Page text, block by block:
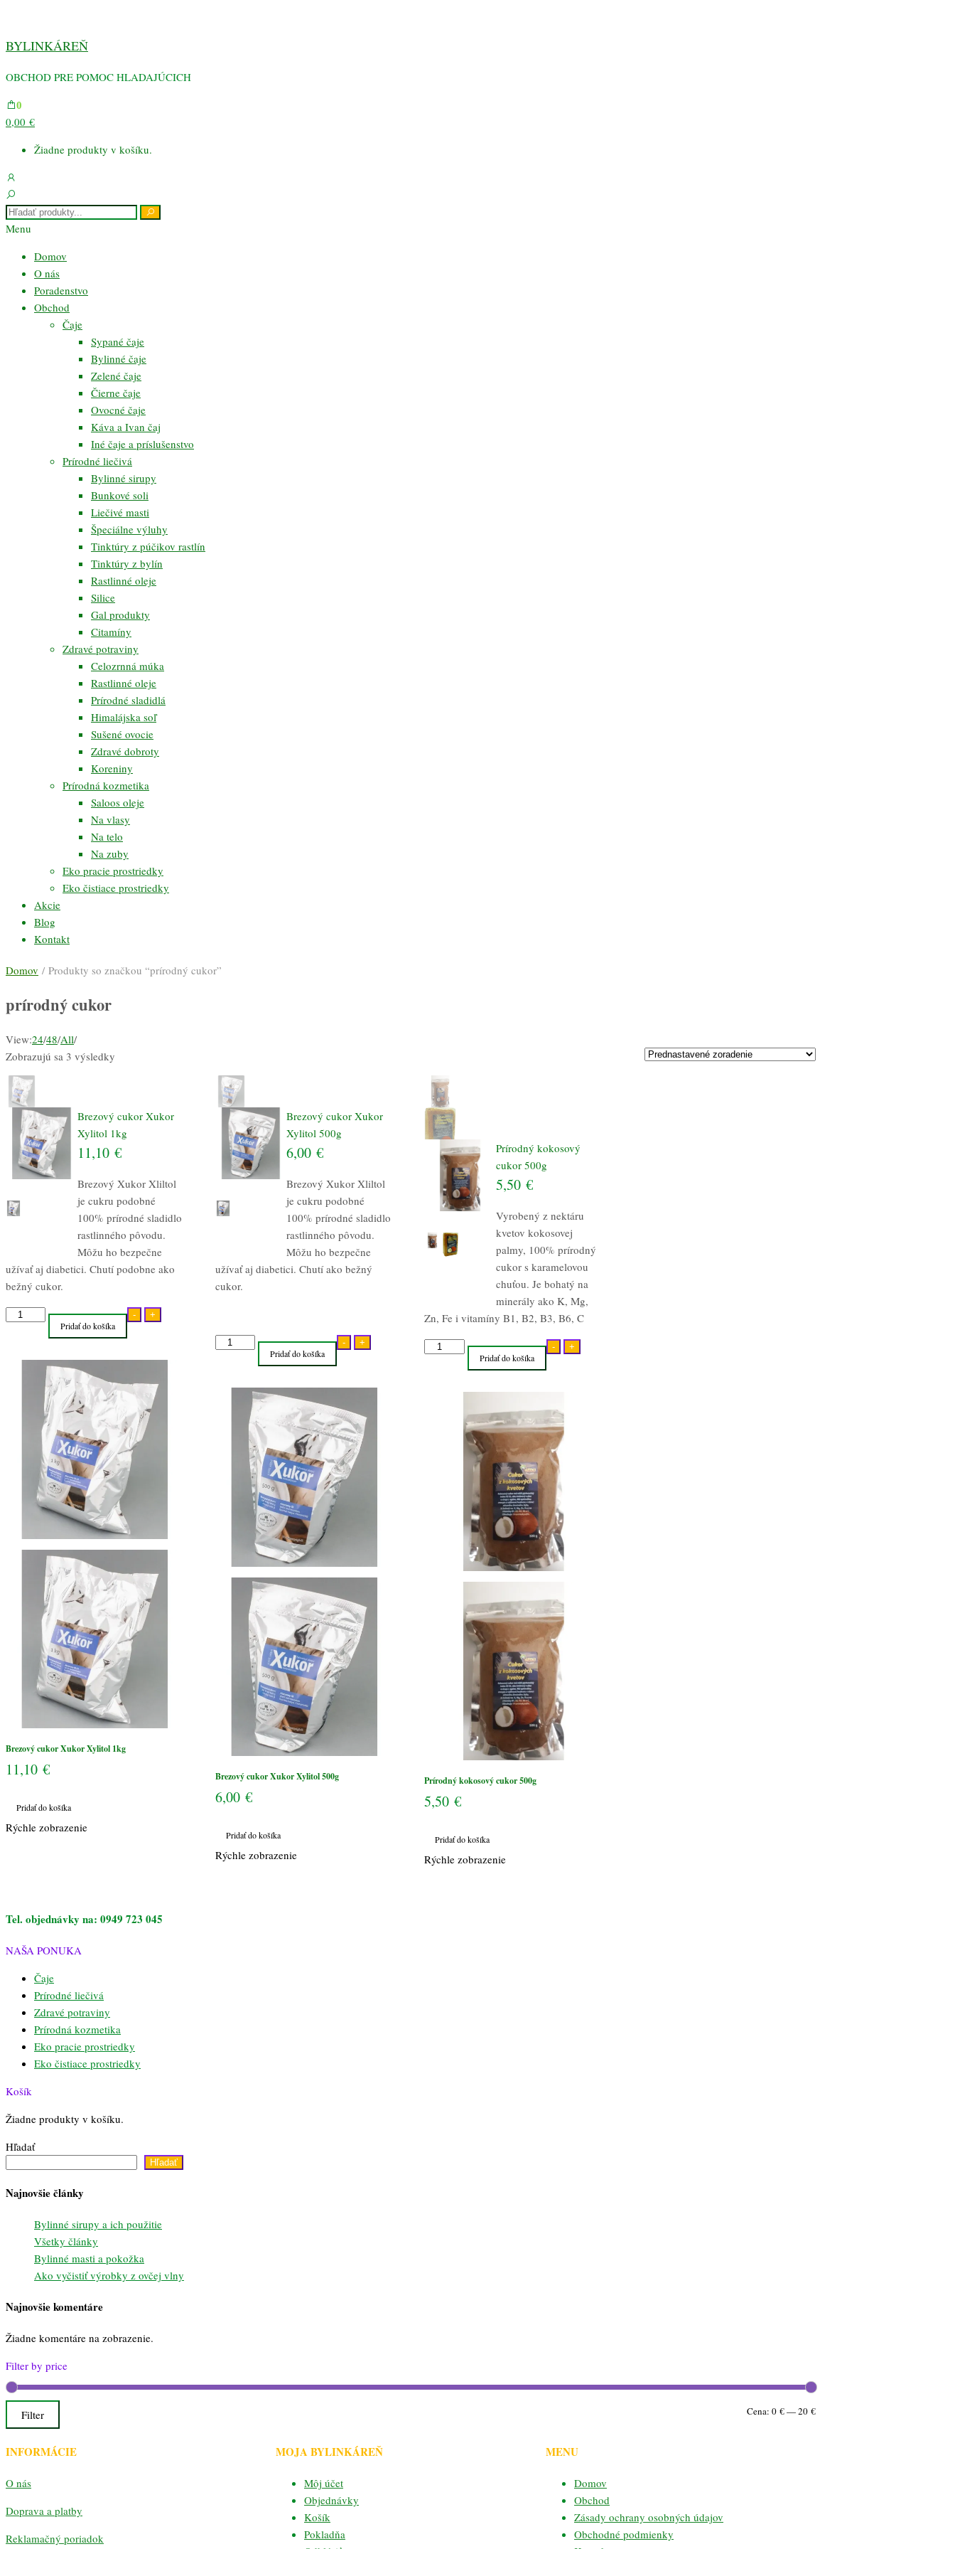
obsah
BYLINKÁREŇ
OBCHOD PRE POMOC HLADAJÚCICH
0
0,00 €
Žiadne produkty v košíku.
Menu
Domov
O nás
Poradenstvo
Obchod
Čaje
Sypané čaje
Bylinné čaje
Zelené čaje
Čierne čaje
Ovocné čaje
Káva a Ivan čaj
Iné čaje a príslušenstvo
Prírodné liečivá
Bylinné sirupy
Bunkové soli
Liečivé masti
Špeciálne výluhy
Tinktúry z púčikov rastlín
Tinktúry z bylín
Rastlinné oleje
Silice
Gal produkty
Citamíny
Zdravé potraviny
Celozrnná múka
Rastlinné oleje
Prírodné sladidlá
Himalájska soľ
Sušené ovocie
Zdravé dobroty
Koreniny
Prírodná kozmetika
Saloos oleje
Na vlasy
Na telo
Na zuby
Eko pracie prostriedky
Eko čistiace prostriedky
Akcie
Blog
Kontakt
Domov / Produkty so značkou “prírodný cukor”
prírodný cukor
View:24/48/All/
Zobrazujú sa 3 výsledky
Brezový cukor Xukor
Xylitol 1kg
11,10 €
Brezový Xukor Xliltol
je cukru podobné
100% prírodné sladidlo
rastlinného pôvodu.
Môžu ho bezpečne
užívať aj diabetici. Chutí podobne ako
bežný cukor.
-
množstvo
Xukor
+
Pridať do košíka
Brezový cukor Xukor Xylitol 1kg
11,10 €
Pridať do košíka
Rýchle zobrazenie
Brezový cukor Xukor
Xylitol 500g
6,00€
Brezový Xukor Xliltol
je cukru podobné
100% prírodné sladidlo
rastlinného pôvodu.
Môžu ho bezpečne
užívať aj diabetici. Chutí ako bežný
cukor.
-
množstvo
Xukor
+
Pridať do košíka
Brezový cukor Xukor Xylitol 500g
6,00 €
Pridať do košíka
Rýchle zobrazenie
Prírodný kokosový
cukor 500g
5,50 €
Vyrobený z nektáru
kvetov kokosovej
palmy, 100% prírodný
cukor s karamelovou
chuťou. Je bohatý na
minerály ako K, Mg,
Zn, Fe i vitamíny B1, B2, B3, B6, C
-
množstvo
+
Pridať do košíka
Prírodný kokosový cukor 500g
5,50€
Pridať do košíka
Rýchle zobrazenie
Tel. objednávky na: 0949 723 045
NAŠA PONUKA
Čaje
Prírodné liečivá
Zdravé potraviny
Prírodná kozmetika
Eko pracie prostriedky
Eko čistiace prostriedky
Košík
Žiadne produkty v košíku.
Hľadať
Hľadať
Najnovšie články
Bylinné sirupy a ich použitie
Všetky články
Bylinné masti a pokožka
Ako vyčistiť výrobky z ovčej vlny
Najnovšie komentáre
Žiadne komentáre na zobrazenie.
Filter by price
Minimálna
Maximálna
Filter Cena: 0 €—20 €
INFORMÁCIE
O nás
Doprava a platby
Reklamačný poriadok
MOJA BYLINKÁREŇ
Môj účet
Objednávky
Košík
Pokladňa
MENU
Domov
Obchod
Zásady ochrany osobných údajov
Obchodné podmienky